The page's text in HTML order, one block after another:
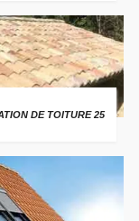
DE TOITURE 25